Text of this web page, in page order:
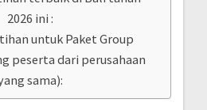
2026 ini :
untuk Paket Group
peserta dari perusahaan
sama):